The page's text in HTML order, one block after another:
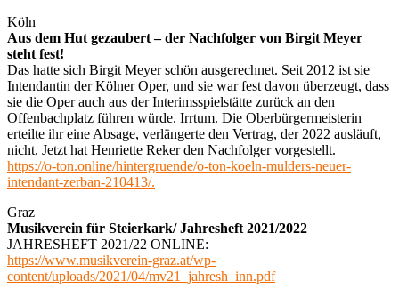
Köln
Aus dem Hut gezaubert – der Nachfolger von Birgit Meyer
steht fest!
Das hatte sich Birgit Meyer schön ausgerechnet. Seit 2012 ist sie
Intendantin der Kölner Oper, und sie war fest davon überzeugt, dass
sie die Oper auch aus der Interimsspielstätte zurück an den
Offenbachplatz führen würde. Irrtum. Die Oberbürgermeisterin
erteilte ihr eine Absage, verlängerte den Vertrag, der 2022 ausläuft,
nicht. Jetzt hat Henriette Reker den Nachfolger vorgestellt.
https://o-ton.online/hintergruende/o-ton-koeln-mulders-neuer-
intendant-zerban-210413/.
Graz
Musikverein für Steierkark/ Jahresheft 2021/2022
JAHRESHEFT 2021/22 ONLINE:
https://www.musikverein-graz.at/wp-
content/uploads/2021/04/mv21_jahresh_inn.pdf